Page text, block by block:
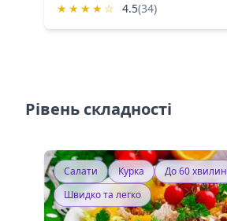
★ ★ ★ ★ ☆ 4.5(34)
Рівень складності
Салати Курка
До 60 хвилин
Швидко та легко